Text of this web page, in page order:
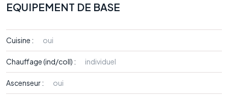
EQUIPEMENT DE BASE
Cuisine : oui
Chauffage (ind/coll) : individuel
Ascenseur : oui